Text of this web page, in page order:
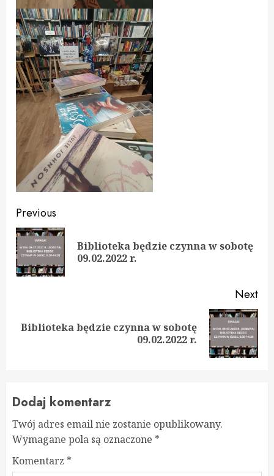
Continue
Reading
Previous
Biblioteka będzie czynna w sobotę
09.02.2022 r.
Next
Next
Biblioteka będzie czynna w sobotę
09.02.2022 r.
Dodaj komentarz
Twój adres email nie zostanie opublikowany.
Wymagane pola są oznaczone *
Komentarz *